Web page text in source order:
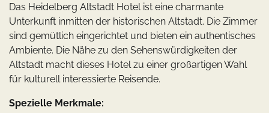
Das Heidelberg Altstadt Hotel ist eine charmante
Unterkunft inmitten der historischen Altstadt. Die Zimmer
sind gemütlich eingerichtet und bieten ein authentisches
Ambiente. Die Nähe zu den Sehenswürdigkeiten der
Altstadt macht dieses Hotel zu einer großartigen Wahl
für kulturell interessierte Reisende.
Spezielle Merkmale: